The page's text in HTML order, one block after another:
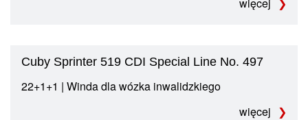
Cuby Sprinter 519 CDI Special Line No. 497
22+1+1 | Winda dla wózka inwalidzkiego
więcej